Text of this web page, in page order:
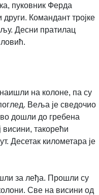
пуковник Ферда
Командант тројке
Десни пратилац
на колоне, па су
Веља је сведочио
дошли до гребена
такорећи
Десетак километара је
за леђа. Прошли су
Све на висини од